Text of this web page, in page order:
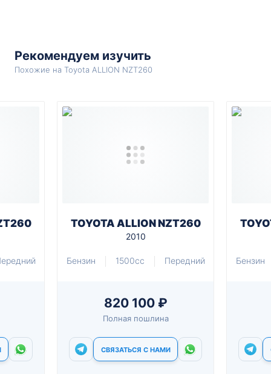
Рекомендуем изучить
Похожие на Toyota ALLION NZT260
TOYOTA ALLION NZT260
2010
Бензин 1500cc Передний
820 100 ₽
Полная пошлина
СВЯЗАТЬСЯ С НАМИ
Бензин